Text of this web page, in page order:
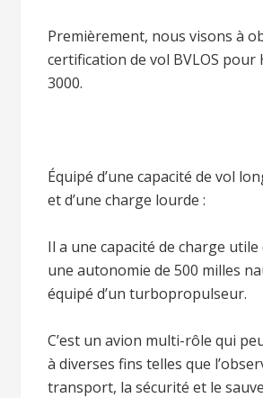
Premièrement, nous visons à
certification de vol BVLOS pour
3000.
Équipé d’une capacité de vol
et d’une charge lourde :
Il a une capacité de charge
une autonomie de 500 milles
équipé d’un turbopropulseur.
C’est un avion multi-rôle qui
à diverses fins telles que
transport, la sécurité et le